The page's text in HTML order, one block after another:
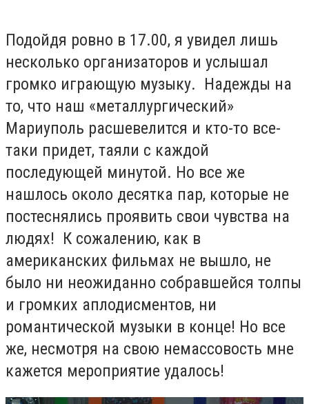
Подойдя ровно в 17.00, я увидел лишь
несколько организаторов и услышал
громко играющую музыку. Надежды на
то, что наш «металлургический»
Мариуполь расшевелится и кто-то все-
таки придет, таяли с каждой
последующей минутой. Но все же
нашлось около десятка пар, которые не
постеснялись проявить свои чувства на
людях! К сожалению, как в
американских фильмах не вышло, не
было ни неожиданно собравшейся толпы
и громких аплодисментов, ни
романтической музыки в конце! Но все
же, несмотря на свою немассовость мне
кажется мероприятие удалось!